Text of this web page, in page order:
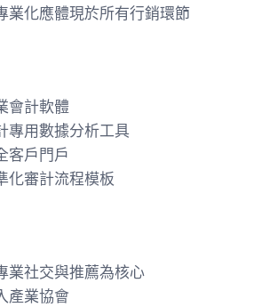
業化應體現於所有行銷環節
會計軟體
專用數據分析工具
客戶門戶
化審計流程模板
業社交與推薦為核心
產業協會